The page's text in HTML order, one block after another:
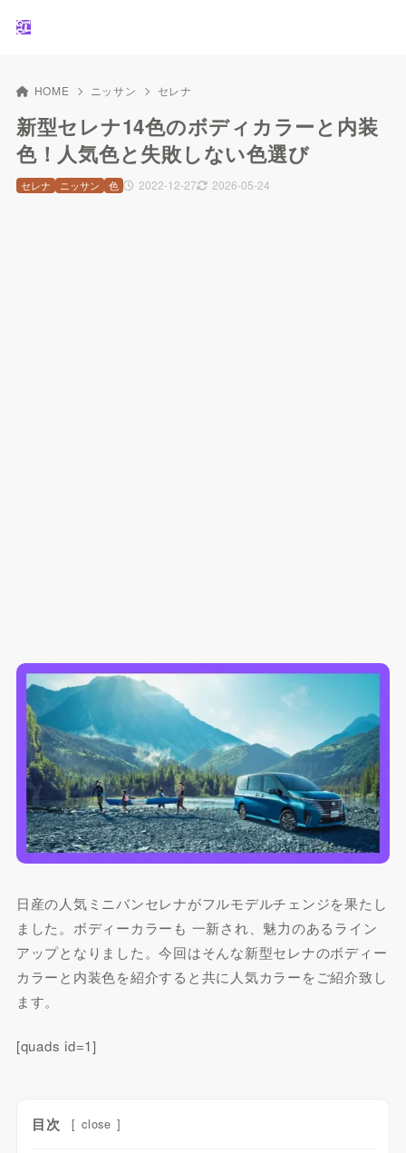
HOME ニッサン セレナ
新型セレナ14色のボディカラーと内装
色！人気色と失敗しない色選び
2022-12-27 2026-05-24
セレナ ニッサン 色
日産の人気ミニバンセレナがフルモデルチェンジを果たし
ました。ボディーカラーも 一新され、魅力のあるライン
アップとなりました。今回はそんな新型セレナのボディー
カラーと内装色を紹介すると共に人気カラーをご紹介致し
ます。
[quads id=1]
目次 [ close ]